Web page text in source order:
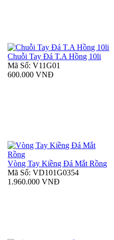
Chuỗi Tay Đá T.A Hồng 10li
Mã Số: V11G01
600.000 VNĐ
Vòng Tay Kiềng Đá Mắt Rồng
Mã Số: VD101G0354
1.960.000 VNĐ